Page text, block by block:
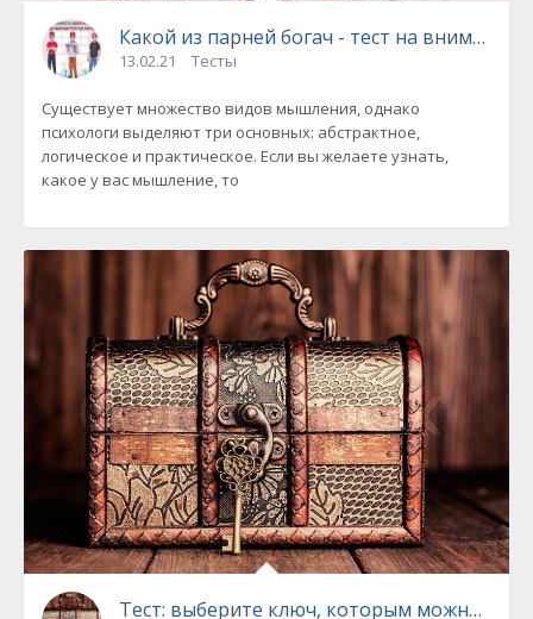
Какой из парней богач - тест на
13.02.21 Тесты
Существует множество видов мышления, однако
психологи выделяют три основных: абстрактное,
логическое и практическое. Если вы желаете узнать,
какое у вас мышление, то
Тест: выберите ключ, которым можно